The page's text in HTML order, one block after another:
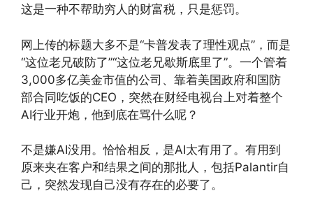
这是一种不帮助穷人的财富税，只是惩罚。
网上传的标题大多不是“卡普发表了理性观点”，而是
“这位老兄破防了”“这位老兄歇斯底里了”。一个管着
3,000多亿美金市值的公司、靠着美国政府和国防
部合同吃饭的CEO，突然在财经电视台上对着整个
AI行业开炮，他到底在骂什么呢？
不是嫌AI没用。恰恰相反，是AI太有用了。有用到
原来夹在客户和结果之间的那批人，包括Palantir自
己，突然发现自己没有存在的必要了。